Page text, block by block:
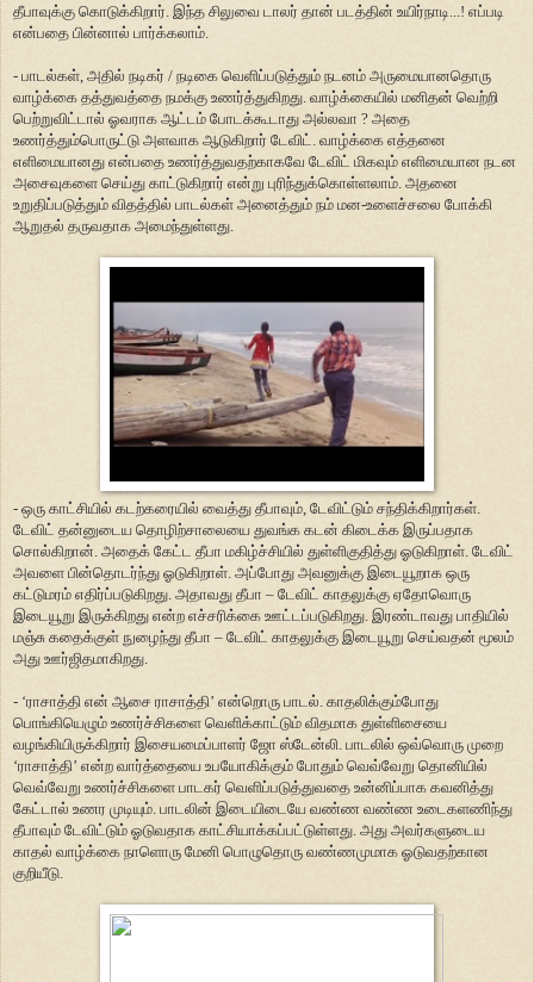
தீபாவுக்கு கொடுக்கிறார். இந்த சிலுவை டாலர் தான் படத்தின் உயிர்நாடி...! எப்படி
என்பதை பின்னால் பார்க்கலாம்.
- பாடல்கள், அதில் நடிகர் / நடிகை வெளிப்படுத்தும் நடனம் அருமையானதொரு
வாழ்க்கை தத்துவத்தை நமக்கு உணர்த்துகிறது. வாழ்க்கையில் மனிதன் வெற்றி
பெற்றுவிட்டால் ஓவராக ஆட்டம் போடக்கூடாது அல்லவா ? அதை
உணர்த்தும்பொருட்டு அளவாக ஆடுகிறார் டேவிட். வாழ்க்கை எத்தனை
எளிமையானது என்பதை உணர்த்துவதற்காகவே டேவிட் மிகவும் எளிமையான நடன
அசைவுகளை செய்து காட்டுகிறார் என்று புரிந்துக்கொள்ளலாம். அதனை
உறுதிப்படுத்தும் விதத்தில் பாடல்கள் அனைத்தும் நம் மன-உளைச்சலை போக்கி
ஆறுதல் தருவதாக அமைந்துள்ளது.
- ஒரு காட்சியில் கடற்கரையில் வைத்து தீபாவும், டேவிட்டும் சந்திக்கிறார்கள்.
டேவிட் தன்னுடைய தொழிற்சாலையை துவங்க கடன் கிடைக்க இருப்பதாக
சொல்கிறான். அதைக் கேட்ட தீபா மகிழ்ச்சியில் துள்ளிகுதித்து ஓடுகிறாள். டேவிட்
அவளை பின்தொடர்ந்து ஓடுகிறாள். அப்போது அவனுக்கு இடையூறாக ஒரு
கட்டுமரம் எதிர்ப்படுகிறது. அதாவது தீபா – டேவிட் காதலுக்கு ஏதோவொரு
இடையூறு இருக்கிறது என்ற எச்சரிக்கை ஊட்டப்படுகிறது. இரண்டாவது பாதியில்
மஞ்சு கதைக்குள் நுழைந்து தீபா – டேவிட் காதலுக்கு இடையூறு செய்வதன் மூலம்
அது ஊர்ஜிதமாகிறது.
- ‘ராசாத்தி என் ஆசை ராசாத்தி’ என்றொரு பாடல். காதலிக்கும்போது
பொங்கியெழும் உணர்ச்சிகளை வெளிக்காட்டும் விதமாக துள்ளிசையை
வழங்கியிருக்கிறார் இசையமைப்பாளர் ஜோ ஸ்டேன்லி. பாடலில் ஒவ்வொரு முறை
‘ராசாத்தி’ என்ற வார்த்தையை உபயோகிக்கும் போதும் வெவ்வேறு தொனியில்
வெவ்வேறு உணர்ச்சிகளை பாடகர் வெளிப்படுத்துவதை உன்னிப்பாக கவனித்து
கேட்டால் உணர முடியும். பாடலின் இடையிடையே வண்ண வண்ண உடைகளணிந்து
தீபாவும் டேவிட்டும் ஓடுவதாக காட்சியாக்கப்பட்டுள்ளது. அது அவர்களுடைய
காதல் வாழ்க்கை நாளொரு மேனி பொழுதொரு வண்ணமுமாக ஓடுவதற்கான
குறியீடு.